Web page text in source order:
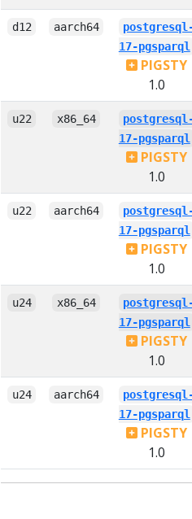
d12 aarch64
17-pgsparql
PIGSTY
1.0
u22 x86_64
17-pgsparql
PIGSTY
1.0
u22 aarch64
17-pgsparql
PIGSTY
1.0
u24 x86_64
17-pgsparql
PIGSTY
1.0
u24 aarch64
17-pgsparql
PIGSTY
1.0